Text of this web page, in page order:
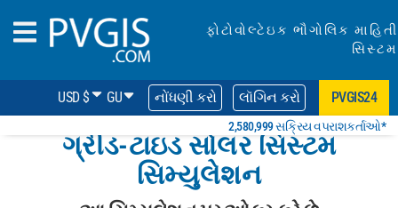
ફોટોવોલ્ટેઇક ભૌગોલિક માહિતી
સિસ્ટમ
USD $ GU નોંધણી કરો લૉગિન કરો PVGIS24
2,580,999 સક્રિય વપરાશકર્તાઓ*
ગ્રીડ-ટાઇડ સોલર સિસ્ટમ
સિમ્યુલેશન